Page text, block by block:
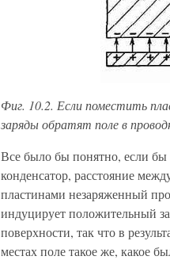
Фиг. 10.2. Если поместить
заряды обратят поле в
Все было бы понятно, если
конденсатор, расстояние
пластинами незаряженный
индуцирует положительный
поверхнос­ти, так что в
местах поле такое же, какое